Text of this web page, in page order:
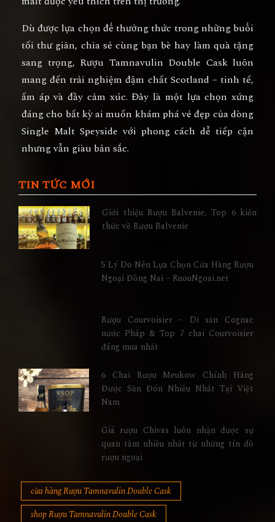
Dù được lựa chọn để thưởng thức trong những buổi
tối thư giãn, chia sẻ cùng bạn bè hay làm quà tặng
sang trọng, Rượu Tamnavulin Double Caskluôn
mang đến trải nghiệm đậm chất Scotland – tinh tế,
ấm áp và đầy cảm xúc. Đây là một lựa chọn xứng
đáng cho bất kỳ ai muốn khám phá vẻ đẹp của dòng
Single Malt Speyside với phong cách dễ tiếp cận
nhưng vẫn giàu bản sắc.
TIN TỨC MỚI
Giới thiệu Rượu Balvenie, Top 6 kiến
thức về Rượu Balvenie
5 Lý Do Nên Lựa Chọn Cửa Hàng Rượu
Ngoại Đồng Nai – RuouNgoai.net
Rượu Courvoisier – Di sản Cognac
nước Pháp & Top 7 chai Courvoisier
đáng mua nhất
6 Chai Rượu Meukow Chính Hãng
Được Săn Đón Nhiều Nhất Tại Việt
Nam
Giá rượu Chivas luôn nhận được sự
quan tâm nhiều nhất từ những tín đồ
rượu ngoại
cừa hàng Rượu Tamnavulin Double Cask
shop Rượu Tamnavulin Double Cask